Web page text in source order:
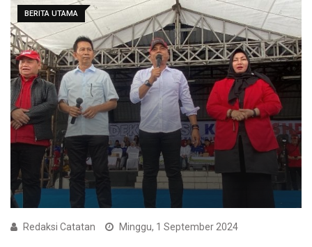
BERITA UTAMA
Redaksi Catatan Minggu, 1 September 2024